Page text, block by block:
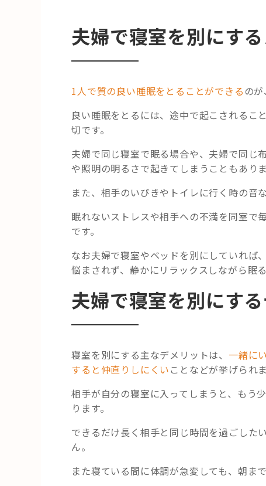
夫婦で寝室を別にす
1人で質の良い睡眠をとることができる の
良い睡眠をとるには、途中で起こされるこ
切です。
夫婦で同じ寝室で眠る場合や、夫婦で同じ
や照明の明るさで起きてしまうこともありま
また、相手のいびきやトイレに行く時の音
眠れないストレスや相手への不満を同室で
です。
なお夫婦で寝室やベッドを別にしていれば
悩まされず、静かにリラックスしながら眠
夫婦で寝室を別にす
寝室を別にする主なデメリットは、 一緒に
すると仲直りしにくい ことなどが挙げられま
相手が自分の寝室に入ってしまうと、もう
ります。
できるだけ長く相手と同じ時間を過ごした
ん。
また寝ている間に体調が急変しても、朝ま